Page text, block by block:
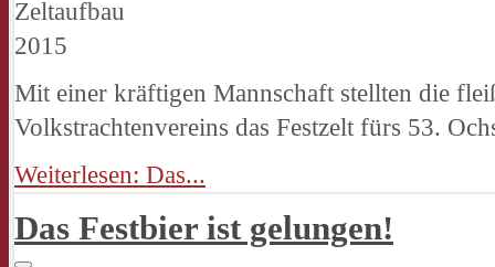
Mit einer kräftigen Mannschaft stellten die
Volkstrachtenvereins das Festzelt fürs 53.
Weiterlesen: Das...
Das Festbier ist gelungen!